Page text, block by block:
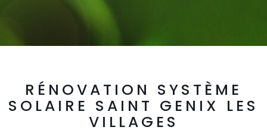
RÉNOVATION SYSTÈME
SOLAIRE SAINT GENIX LES
VILLAGES